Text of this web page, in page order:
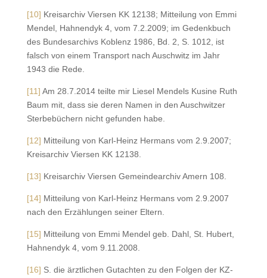
[10] Kreisarchiv Viersen KK 12138; Mitteilung von Emmi
Mendel, Hahnendyk 4, vom 7.2.2009; im Gedenkbuch
des Bundesarchivs Koblenz 1986, Bd. 2, S. 1012, ist
falsch von einem Transport nach Auschwitz im Jahr
1943 die Rede.
[11] Am 28.7.2014 teilte mir Liesel Mendels Kusine Ruth
Baum mit, dass sie deren Namen in den Auschwitzer
Sterbebüchern nicht gefunden habe.
[12] Mitteilung von Karl-Heinz Hermans vom 2.9.2007;
Kreisarchiv Viersen KK 12138.
[13] Kreisarchiv Viersen Gemeindearchiv Amern 108.
[14] Mitteilung von Karl-Heinz Hermans vom 2.9.2007
nach den Erzählungen seiner Eltern.
[15] Mitteilung von Emmi Mendel geb. Dahl, St. Hubert,
Hahnendyk 4, vom 9.11.2008.
[16] S. die ärztlichen Gutachten zu den Folgen der KZ-